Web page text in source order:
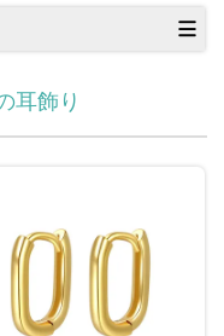
耳飾り